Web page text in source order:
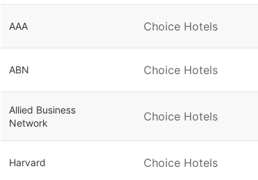
AAA Choice Hotels
ABN Choice Hotels
Allied Business
Network
Choice Hotels
Harvard Choice Hotels